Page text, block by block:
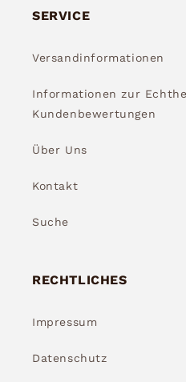
SERVICE
Versandinformationen
Informationen zur
Kundenbewertungen
Über Uns
Kontakt
Suche
RECHTLICHES
Impressum
Datenschutz